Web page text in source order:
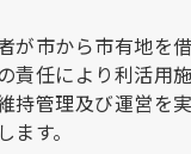
が市から市有地を借
責任により利活用
持管理及び運営を
ます。